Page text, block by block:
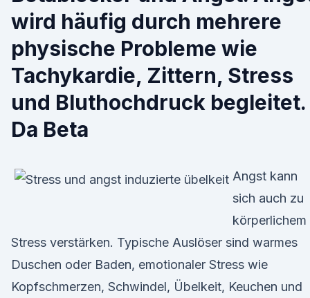
wird häufig durch mehrere
physische Probleme wie
Tachykardie, Zittern, Stress
und Bluthochdruck begleitet.
Da Beta
Angst kann
sich auch zu
körperlichem
Stress verstärken. Typische Auslöser sind warmes
Duschen oder Baden, emotionaler Stress wie
Kopfschmerzen, Schwindel, Übelkeit, Keuchen und